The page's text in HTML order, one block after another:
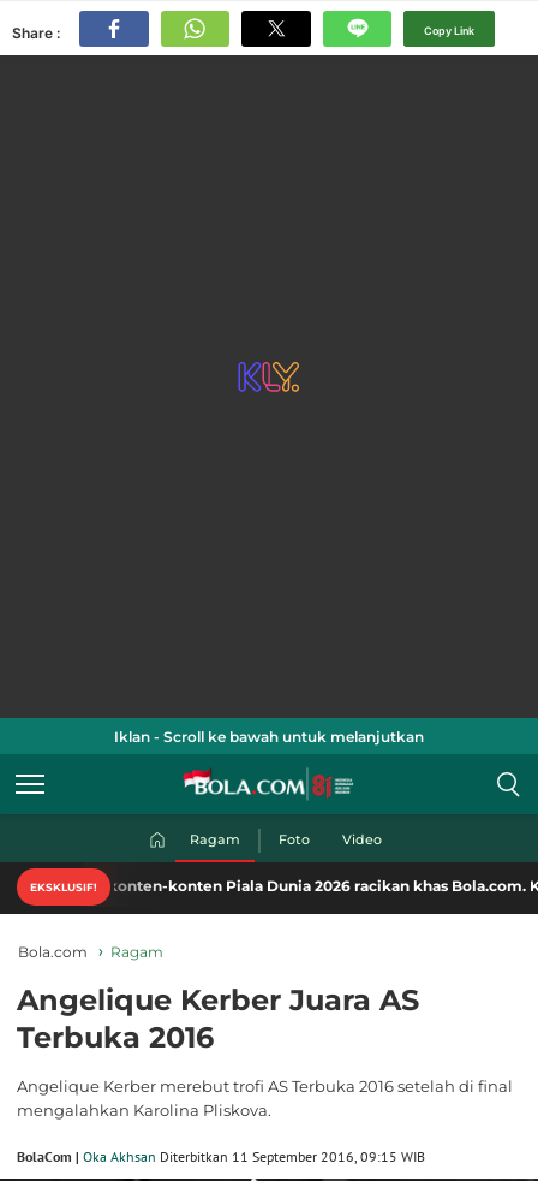
Share : Copy Link
Iklan - Scroll ke bawah untuk melanjutkan
Ragam Foto Video
EKSKLUSIF!
konten-konten Piala Dunia 2026 racikan khas Bola.com. Klik di sini!
Bola.com Ragam
Angelique Kerber Juara AS
Terbuka 2016
Angelique Kerber merebut trofi AS Terbuka 2016 setelah di final
mengalahkan Karolina Pliskova.
BolaCom | Oka Akhsan Diterbitkan 11 September 2016, 09:15 WIB